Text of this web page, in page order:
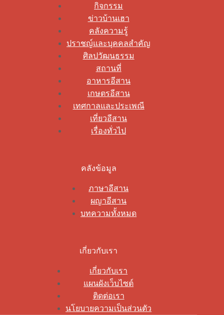
กิจกรรม
ข่าวบ้านเฮา
คลังความรู้
ปราชญ์และบุคคลสำคัญ
ศิลปวัฒนธรรม
สถานที่
อาหารอีสาน
เกษตรอีสาน
เทศกาลและประเพณี
เที่ยวอีสาน
เรื่องทั่วไป
คลังข้อมูล
ภาษาอีสาน
ผญาอีสาน
บทความทั้งหมด
เกี่ยวกับเรา
เกี่ยวกับเรา
แผนผังเว็บไซต์
ติดต่อเรา
นโยบายความเป็นส่วนตัว